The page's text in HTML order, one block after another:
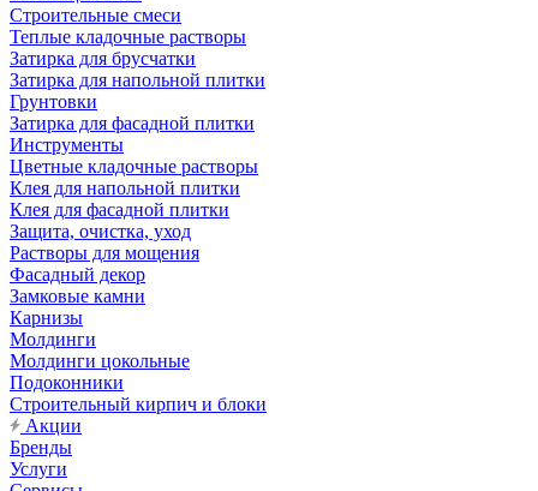
Строительные смеси
Теплые кладочные растворы
Затирка для брусчатки
Затирка для напольной плитки
Грунтовки
Затирка для фасадной плитки
Инструменты
Цветные кладочные растворы
Клея для напольной плитки
Клея для фасадной плитки
Защита, очистка, уход
Растворы для мощения
Фасадный декор
Замковые камни
Карнизы
Молдинги
Молдинги цокольные
Подоконники
Строительный кирпич и блоки
Акции
Бренды
Услуги